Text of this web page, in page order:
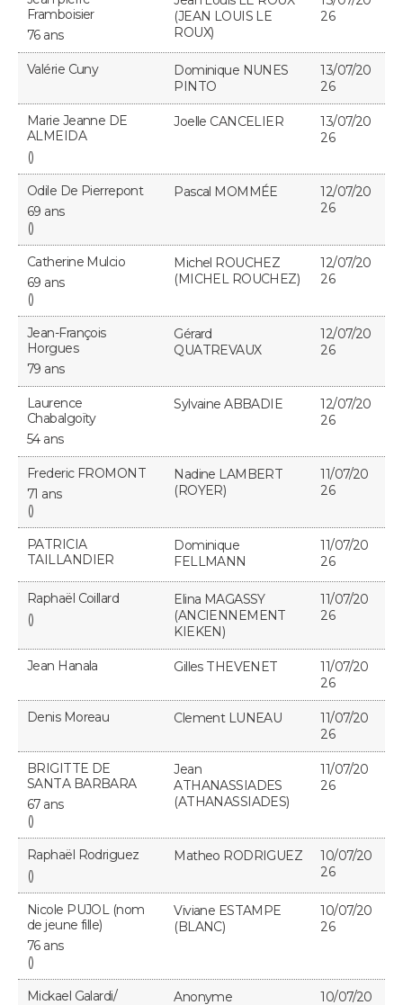
Framboisier
76 ans
(JEAN LOUIS LE
ROUX)
26
Valérie Cuny
Dominique NUNES
PINTO
13/07/20
26
Marie Jeanne DE
ALMEIDA
()
Joelle CANCELIER
13/07/20
26
Odile De Pierrepont
69 ans
()
Pascal MOMMÉE
12/07/20
26
Catherine Mulcio
69 ans
()
Michel ROUCHEZ
(MICHEL ROUCHEZ)
12/07/20
26
Jean-François
Horgues
79 ans
Gérard
QUATREVAUX
12/07/20
26
Laurence
Chabalgoïty
54 ans
Sylvaine ABBADIE
12/07/20
26
Frederic FROMONT
71 ans
()
Nadine LAMBERT
(ROYER)
11/07/20
26
PATRICIA
TAILLANDIER
Dominique
FELLMANN
11/07/20
26
Raphaël Coillard
()
Elina MAGASSY
(ANCIENNEMENT
KIEKEN)
11/07/20
26
Jean Hanala Gilles THEVENET
11/07/20
26
Denis Moreau Clement LUNEAU
11/07/20
26
BRIGITTE DE
SANTA BARBARA
67 ans
()
Jean
ATHANASSIADES
(ATHANASSIADES)
11/07/20
26
Raphaël Rodriguez
()
Matheo RODRIGUEZ
10/07/20
26
Nicole PUJOL (nom
de jeune fille)
76 ans
()
Viviane ESTAMPE
(BLANC)
10/07/20
26
Mickael Galardi/
Anonyme
10/07/20